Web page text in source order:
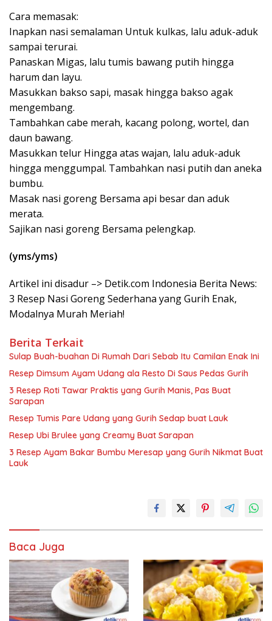
Cara memasak:
Inapkan nasi semalaman Untuk kulkas, lalu aduk-aduk
sampai terurai.
Panaskan Migas, lalu tumis bawang putih hingga
harum dan layu.
Masukkan bakso sapi, masak hingga bakso agak
mengembang.
Tambahkan cabe merah, kacang polong, wortel, dan
daun bawang.
Masukkan telur Hingga atas wajan, lalu aduk-aduk
hingga menggumpal. Tambahkan nasi putih dan aneka
bumbu.
Masak nasi goreng Bersama api besar dan aduk
merata.
Sajikan nasi goreng Bersama pelengkap.
(yms/yms)
Artikel ini disadur –> Detik.com Indonesia Berita News:
3 Resep Nasi Goreng Sederhana yang Gurih Enak,
Modalnya Murah Meriah!
Berita Terkait
Sulap Buah-buahan Di Rumah Dari Sebab Itu Camilan Enak Ini
Resep Dimsum Ayam Udang ala Resto Di Saus Pedas Gurih
3 Resep Roti Tawar Praktis yang Gurih Manis, Pas Buat
Sarapan
Resep Tumis Pare Udang yang Gurih Sedap buat Lauk
Resep Ubi Brulee yang Creamy Buat Sarapan
3 Resep Ayam Bakar Bumbu Meresap yang Gurih Nikmat Buat
Lauk
Baca Juga